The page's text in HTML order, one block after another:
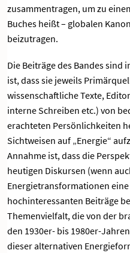
zusammentragen, um zu
Buches heißt – globalen
beizutragen.
Die Beiträge des Bandes sind
ist, dass sie jeweils
wissenschaftliche Texte,
interne Schreiben etc.) von
erachteten Persönlichkeiten
Sichtweisen auf „Energie“
Annahme ist, dass die
heutigen Diskursen (wenn
Energietransformationen
hochinteressanten Beiträge
Themenvielfalt, die von der
den 1930er- bis 1980er-
dieser alternativen